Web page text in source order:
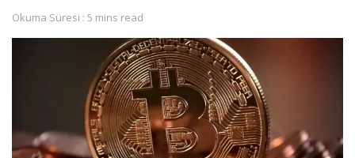
Okuma Süresi : 5 mins read